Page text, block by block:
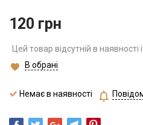
120 грн
Цей товар відсутній в наявності
В обрані
Немає в наявності